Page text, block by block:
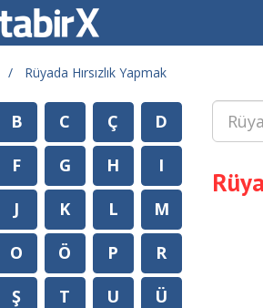
Rüyada Hırsızlık Yapmak
B C Ç
D
F G H
I
J K L
M
O Ö P
R
Ş T U
Ü